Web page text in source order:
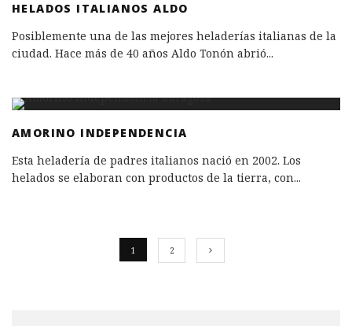
HELADOS ITALIANOS ALDO
Posiblemente una de las mejores heladerías italianas de la
ciudad. Hace más de 40 años Aldo Tonón abrió...
AMORINO INDEPENDENCIA
Esta heladería de padres italianos nació en 2002. Los
helados se elaboran con productos de la tierra, con...
1 2